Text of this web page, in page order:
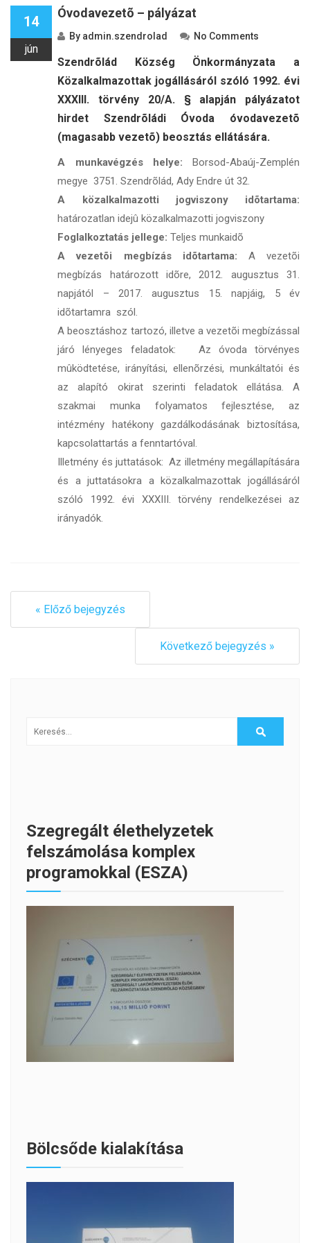
14
jún
Óvodavezetõ – pályázat
By admin.szendrolad No Comments
Szendrõlád Község Önkormányzata a
Közalkalmazottak jogállásáról szóló 1992. évi
XXXIII. törvény 20/A. § alapján pályázatot
hirdet Szendrõládi Óvoda óvodavezetõ
(magasabb vezetõ) beosztás ellátására.
A munkavégzés helye: Borsod-Abaúj-Zemplén
megye 3751. Szendrõlád, Ady Endre út 32.
A közalkalmazotti jogviszony idõtartama:
határozatlan idejû közalkalmazotti jogviszony
Foglalkoztatás jellege:Teljes munkaidõ
A vezetõi megbízás idõtartama: A vezetõi
megbízás határozott idõre, 2012. augusztus 31.
napjától – 2017. augusztus 15. napjáig, 5 év
idõtartamra szól.
A beosztáshoz tartozó, illetve a vezetõi megbízással
járó lényeges feladatok: Az óvoda törvényes
mûködtetése, irányítási, ellenõrzési, munkáltatói és
az alapító okirat szerinti feladatok ellátása. A
szakmai munka folyamatos fejlesztése, az
intézmény hatékony gazdálkodásának biztosítása,
kapcsolattartás a fenntartóval.
Illetmény és juttatások: Az illetmény megállapítására
és a juttatásokra a közalkalmazottak jogállásáról
szóló 1992. évi XXXIII. törvény rendelkezései az
irányadók.
« Előző bejegyzés
Következő bejegyzés »
Szegregált élethelyzetek
felszámolása komplex
programokkal (ESZA)
Bölcsőde kialakítása